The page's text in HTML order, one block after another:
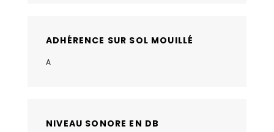
ADHÉRENCE SUR SOL MOUILLÉ
A
NIVEAU SONORE EN DB